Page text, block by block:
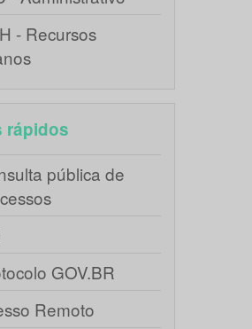
- Recursos
rápidos
pública de
GOV.BR
Remoto